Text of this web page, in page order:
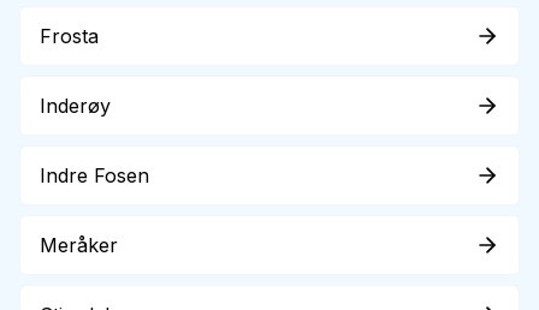
Frosta
Inderøy
Indre Fosen
Meråker